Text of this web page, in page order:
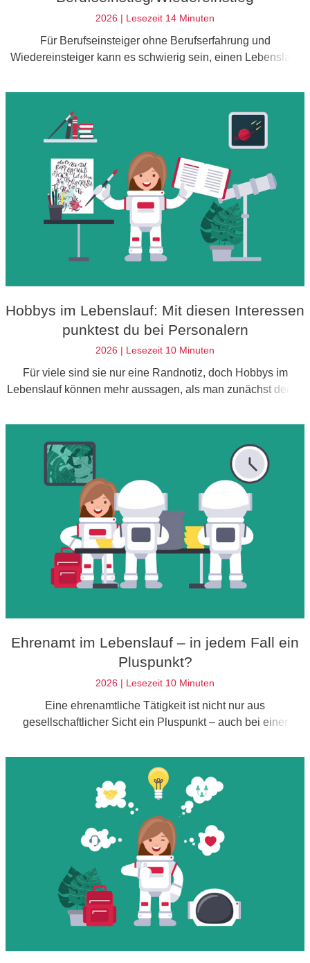
2026 | Lesezeit 14 Minuten
Für Berufseinsteiger ohne Berufserfahrung und
Wiedereinsteiger kann es schwierig sein, einen Lebenslauf
wichtig sind.
Hobbys im Lebenslauf: Mit diesen Interessen
punktest du bei Personalern
2026 | Lesezeit 10 Minuten
Für viele sind sie nur eine Randnotiz, doch Hobbys im
Lebenslauf können mehr aussagen, als man zunächst denkt.
Ehrenamt im Lebenslauf – in jedem Fall ein
Pluspunkt?
2026 | Lesezeit 10 Minuten
Eine ehrenamtliche Tätigkeit ist nicht nur aus
gesellschaftlicher Sicht ein Pluspunkt – auch bei einer
wie du sie gekonnt in deinem Lebenslauf erwähnst.